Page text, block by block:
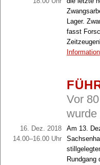
Lager.
fasst
Information
Vor
wurde
16. Dez. 2018
14.00–16.00 Uhr
Am 13.
Rundgang